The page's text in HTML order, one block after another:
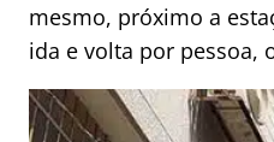
mesmo, próximo a
ida e volta por pessoa,